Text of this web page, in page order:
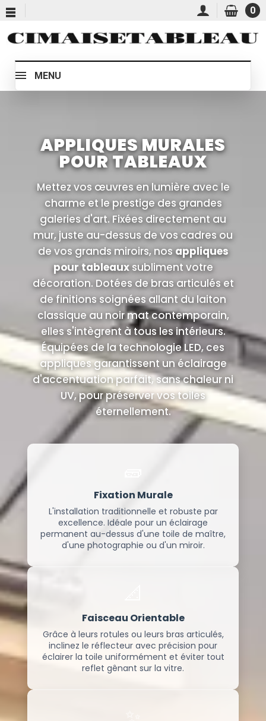
0
MENU
APPLIQUES MURALES
POUR TABLEAUX
Mettez vos œuvres en lumière avec le
charme et le prestige des grandes
galeries d'art. Fixées directement au
mur, juste au-dessus de vos cadres ou
de vos grands miroirs, nosappliques
pour tableauxsubliment votre
décoration. Dotées de bras articulés et
de finitions soignées allant du laiton
classique au noir mat contemporain,
elles s'intègrent à tous les intérieurs.
Équipées de la technologie LED, ces
appliques garantissent un éclairage
d'accentuation parfait, sans chaleur ni
UV, pour préserver vos toiles
éternellement.
Fixation Murale
L'installation traditionnelle et robuste par
excellence. Idéale pour un éclairage
permanent au-dessus d'une toile de maître,
d'une photographie ou d'un miroir.
Faisceau Orientable
Grâce à leurs rotules ou leurs bras articulés,
inclinez le réflecteur avec précision pour
éclairer la toile uniformément et éviter tout
reflet gênant sur la vitre.